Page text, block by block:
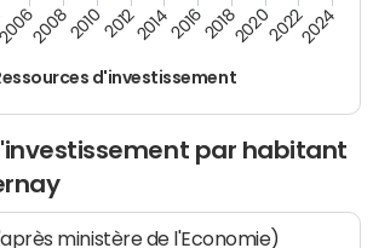
d'investissement
200820102012201420162018202020222024
par habitant
ministère de l'Economie)